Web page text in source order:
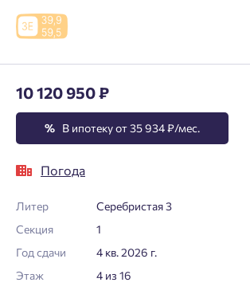
10 120 950 ₽
% В ипотеку от 35 934 ₽/мес.
Погода
Литер
Серебристая 3
Секция
1
Год сдачи
4 кв. 2026 г.
Этаж
4 из 16